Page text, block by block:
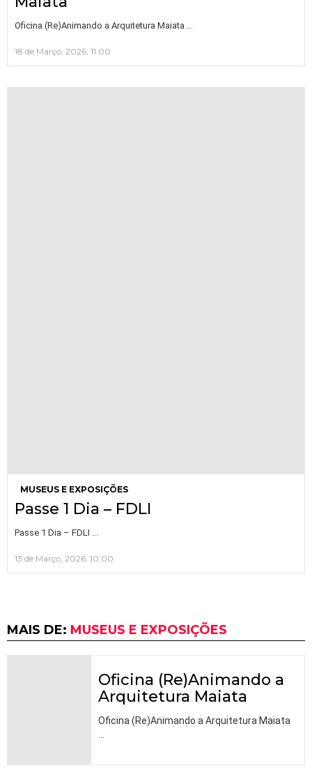
Oficina (Re)Animando a Arquitetura Maiata
18 de Março, 2026, 11:00
MUSEUS E EXPOSIÇÕES
Passe 1 Dia – FDLI
Passe 1 Dia – FDLI …
13 de Março, 2026, 10:00
MAIS DE: MUSEUS E EXPOSIÇÕES
Oficina (Re)Animando a
Arquitetura Maiata
Oficina (Re)Animando a Arquitetura Maiata